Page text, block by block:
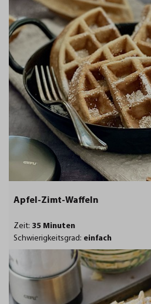
Apfel-Zimt-Waffeln
Zeit: 35 Minuten
Schwierigkeitsgrad: einfach